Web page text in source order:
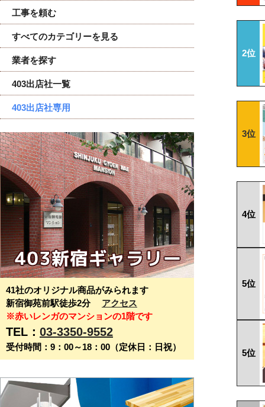
工事を頼む
すべてのカテゴリーを見る
業者を探す
403出店社一覧
403出店社専用
41社のオリジナル商品がみられます
新宿御苑前駅徒歩2分 アクセス
※赤いレンガのマンションの1階です
TEL： 03-3350-9552
受付時間：9：00～18：00（定休日：日祝）
2位
3位
4位
5位
5位